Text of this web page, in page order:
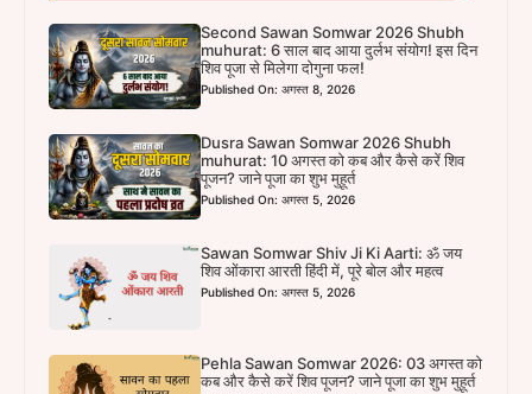
Second Sawan Somwar 2026 Shubh
muhurat: 6 साल बाद आया दुर्लभ संयोग! इस दिन
शिव पूजा से मिलेगा दोगुना फल!
Published On: अगस्त 8, 2026
Dusra Sawan Somwar 2026 Shubh
muhurat: 10 अगस्त को कब और कैसे करें शिव
पूजन? जाने पूजा का शुभ मुहूर्त
Published On: अगस्त 5, 2026
Sawan Somwar Shiv Ji Ki Aarti: ॐ जय
शिव ओंकारा आरती हिंदी में, पूरे बोल और महत्व
Published On: अगस्त 5, 2026
Pehla Sawan Somwar 2026: 03 अगस्त को
कब और कैसे करें शिव पूजन? जाने पूजा का शुभ मुहूर्त